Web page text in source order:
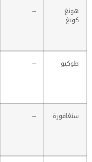
هونغ
كونغ
–
طوكيو –
سنغافورة –